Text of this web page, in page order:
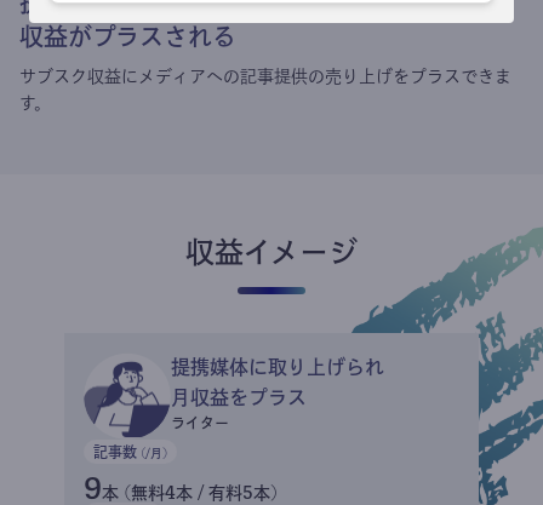
収益がプラスされる
サブスク収益にメディアへの記事提供の売り上げをプラスできま
す。
収益イメージ
提携媒体に取り上げられ
月収益をプラス
ライター
記事数 (/月)
9本 (無料4本 / 有料5本)